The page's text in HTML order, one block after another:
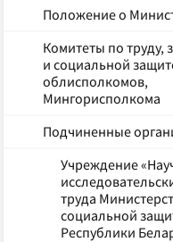
Положение о
Комитеты по труду,
и социальной
облисполкомов,
Мингорисполкома
Подчиненные
Учреждение
труда
социальной
Республики